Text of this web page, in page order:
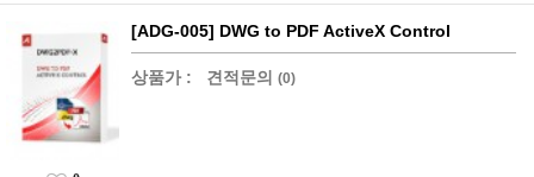
[ADG-005] DWG to PDF ActiveX Control
상품가 : 견적문의 (0)